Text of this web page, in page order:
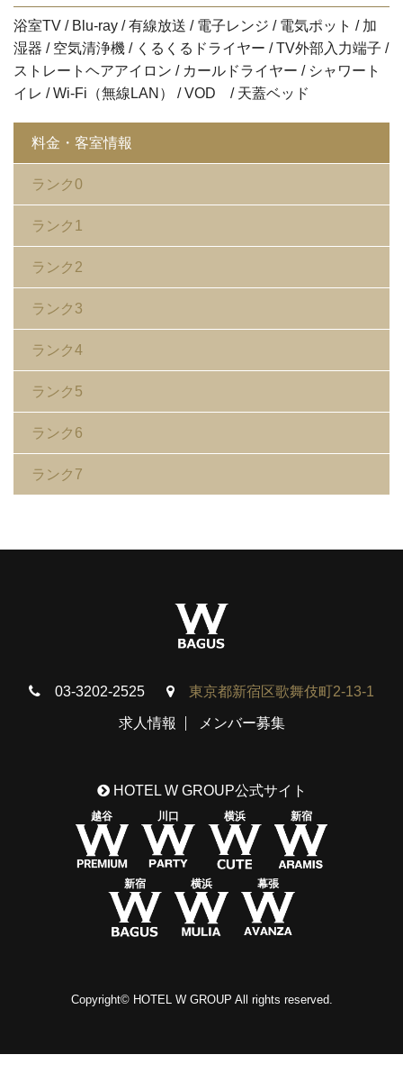
浴室TV / Blu-ray / 有線放送 / 電子レンジ / 電気ポット / 加
湿器 / 空気清浄機 / くるくるドライヤー / TV外部入力端子 /
ストレートヘアアイロン / カールドライヤー / シャワート
イレ / Wi-Fi（無線LAN） / VOD / 天蓋ベッド
料金・客室情報
ランク0
ランク1
ランク2
ランク3
ランク4
ランク5
ランク6
ランク7
03-3202-2525 東京都新宿区歌舞伎町2-13-1
求人情報 メンバー募集
HOTEL W GROUP公式サイト
越谷 川口 横浜 新宿
新宿 横浜 幕張
Copyright© HOTEL W GROUP All rights reserved.